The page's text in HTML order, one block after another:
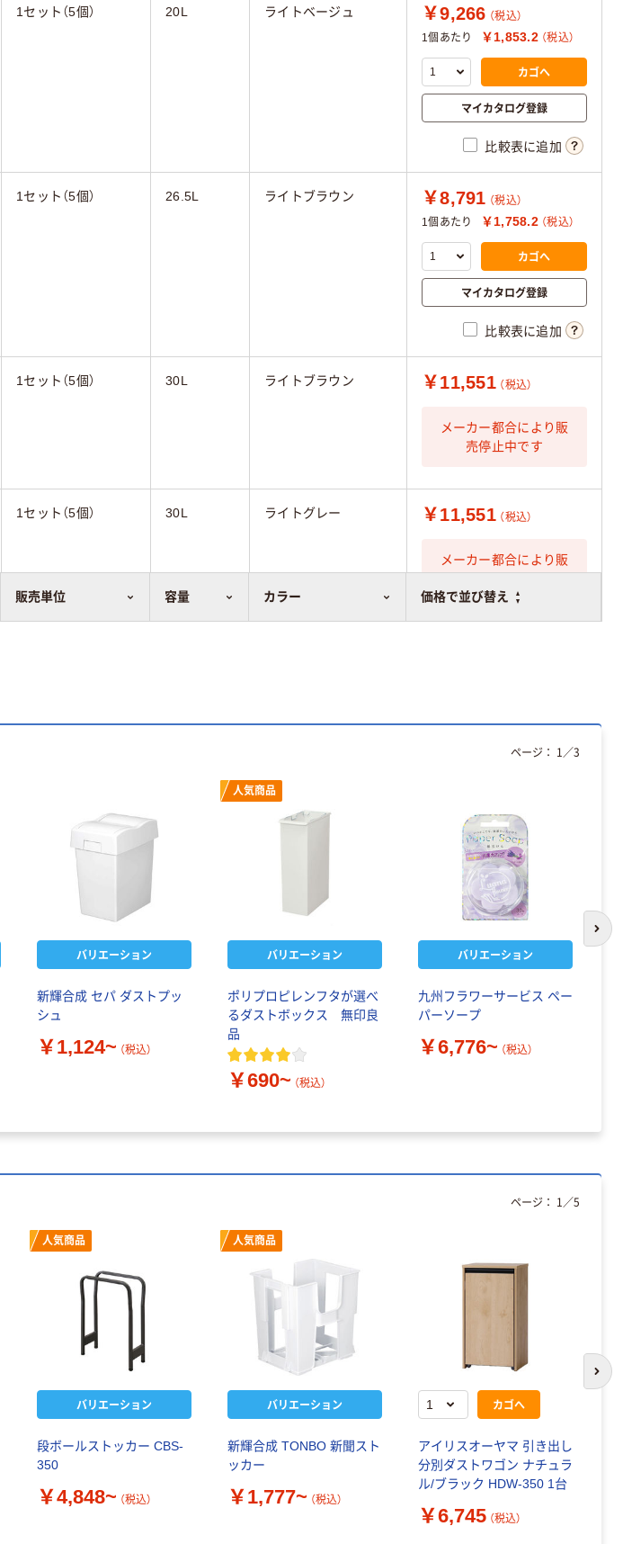
販売単位 容量 カラー 価格で並び替え
1セット（5個） 20L ライトベージュ ￥9,266 （税込）
1個あたり
￥1,853.2 （税込）
カゴへ
マイカタログ登録
比較表に追加
1セット（5個） 26.5L ライトブラウン ￥8,791 （税込）
1個あたり
￥1,758.2 （税込）
カゴへ
マイカタログ登録
比較表に追加
1セット（5個） 30L ライトブラウン ￥11,551 （税込）
メーカー都合により販
売停止中です
1セット（5個） 30L ライトグレー ￥11,551 （税込）
メーカー都合により販
バリエーション
新輝合成 セパ ダストプッ
シュ
￥1,124~ （税込）
人気商品
バリエーション
ポリプロピレンフタが選べ
るダストボックス 無印良
品
￥690~ （税込）
バリエーション
九州フラワーサービス ペー
パーソープ
￥6,776~ （税込）
ページ： 1 ／3
次
人気商品
バリエーション
段ボールストッカー CBS-
350
￥4,848~ （税込）
人気商品
バリエーション
新輝合成 TONBO 新聞スト
ッカー
￥1,777~ （税込）
カゴへ
アイリスオーヤマ 引き出し
分別ダストワゴン ナチュラ
ル/ブラック HDW-350 1台
￥6,745 （税込）
ページ： 1 ／5
次